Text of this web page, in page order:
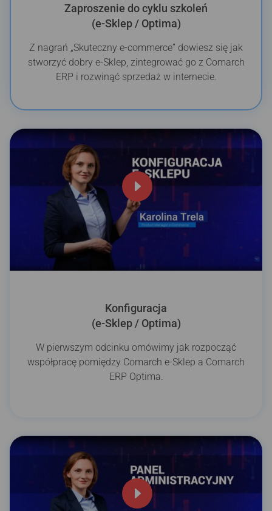
Zaproszenie do cyklu szkoleń
(e-Sklep / Optima)
Z nagrań „Skuteczny e-commerce” dowiesz się jak
stworzyć dobry e-Sklep, zintegrować go z Comarch
ERP i rozwinąć sprzedaż w internecie.
Konfiguracja
(e-Sklep / Optima)
W pierwszym odcinku omówimy jak rozpocząć
współpracę pomiędzy Comarch e-Sklep a Comarch
ERP Optima.